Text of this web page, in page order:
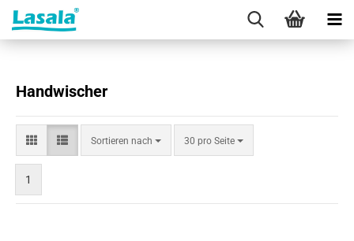
Handwischer
Sortieren nach
Sortieren
nach
30 pro Seite
pro Seite
1